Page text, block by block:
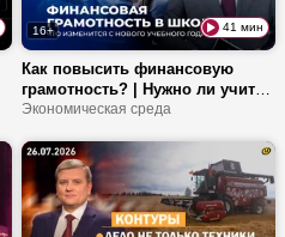
16+ 41 мин
Как повысить финансовую
грамотность? | Нужно ли учить
детей распоряжаться
делает нас беднее?
Экономическая среда